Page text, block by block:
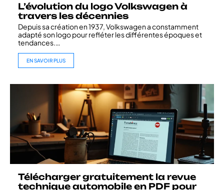
L’évolution du logo Volkswagen à
travers les décennies
Depuis sa création en 1937, Volkswagen a constamment
adapté son logo pour refléter les différentes époques et
tendances.
EN SAVOIR PLUS
Télécharger gratuitement la revue
technique automobile en PDF pour